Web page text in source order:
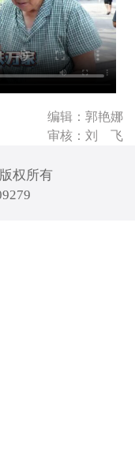
编辑：郭艳娜
审核：刘 飞
权所有